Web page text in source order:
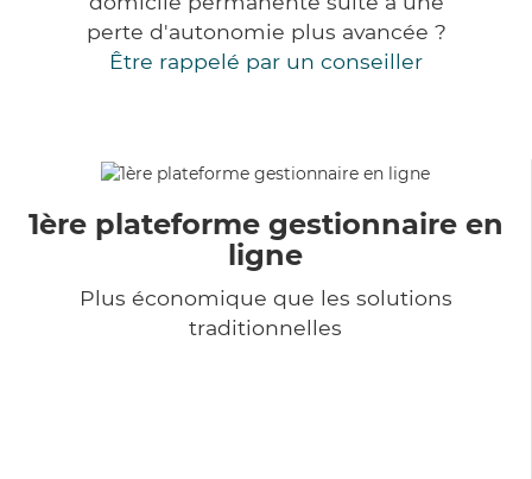
perte d'autonomie plus avancée ?
Être rappelé par un conseiller
1ère plateforme gestionnaire en
ligne
Plus économique que les solutions
traditionnelles